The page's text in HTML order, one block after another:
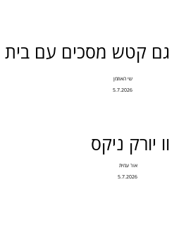
גם קטש מסכים עם בית
שי האוזמן
5.7.2026
וו יורק ניקס
אור עמית
5.7.2026